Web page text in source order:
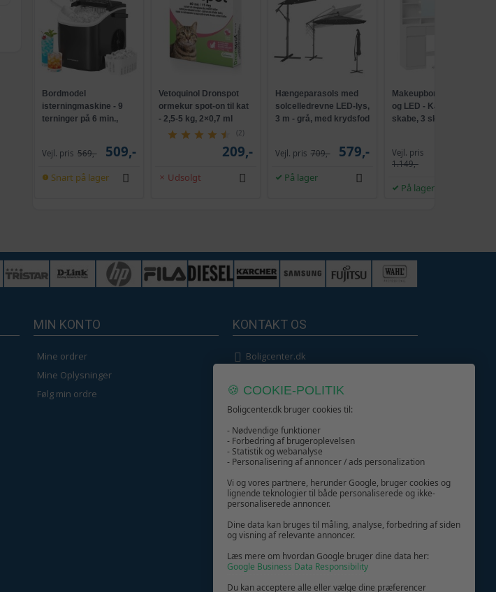
Bordmodel
isterningmaskine - 9
terninger på 6 min.,
Vejl. pris 569,- 509,-
Snart på lager
Vetoquinol Dronspot
ormekur spot-on til kat
- 2,5-5 kg, 2×0,7 ml
(2)
209,-
Udsolgt
Hængeparasols med
solcelledrevne LED-lys,
3 m - grå, med krydsfod
Vejl. pris 709,- 579,-
På lager
Makeupbord med spejl
og LED - Kailyn, 2
skabe, 3 skuffer, 5
uden værktøj - cloud
hvid
Vejl. pris
1.149,-
På lager
MIN KONTO
Mine ordrer
Mine Oplysninger
Følg min ordre
KONTAKT OS
Boligcenter.dk
GIV GLÆDE MED ET GAVEKORT!
🍪 COOKIE-POLITIK
Boligcenter.dk bruger cookies til:
- Nødvendige funktioner
- Forbedring af brugeroplevelsen
- Statistik og webanalyse
- Personalisering af annoncer / ads personalization
Vi og vores partnere, herunder Google, bruger cookies og
lignende teknologier til både personaliserede og ikke-
personaliserede annoncer.
Dine data kan bruges til måling, analyse, forbedring af siden
og visning af relevante annoncer.
Læs mere om hvordan Google bruger dine data her:
Google Business Data Responsibility
Du kan acceptere alle eller vælge dine præferencer